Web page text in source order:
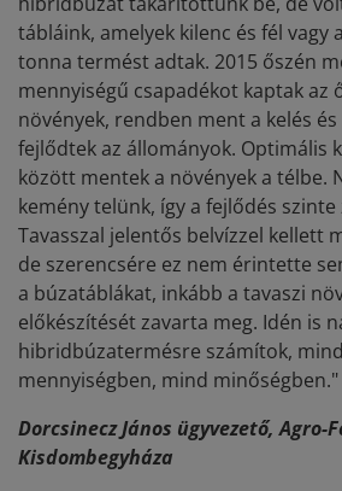
tábláink, amelyek kilenc és fél vagy
tonna termést adtak. 2015 őszén
mennyiségű csapadékot kaptak az
növények, rendben ment a kelés és
fejlődtek az állományok. Optimális
között mentek a növények a télbe.
kemény telünk, így a fejlődés
Tavasszal jelentős belvízzel kellett
de szerencsére ez nem érintette
a búzatáblákat, inkább a tavaszi
előkészítését zavarta meg. Idén is
hibridbúzatermésre számítok, mind
mennyiségben, mind minőségben."
Dorcsinecz János ügyvezető, Agro-
Kisdombegyháza